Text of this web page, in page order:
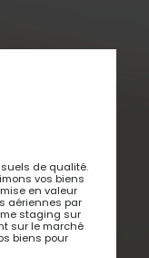
de qualité.
vos biens
en valeur
aériennes par
staging sur
sur le marché
biens pour